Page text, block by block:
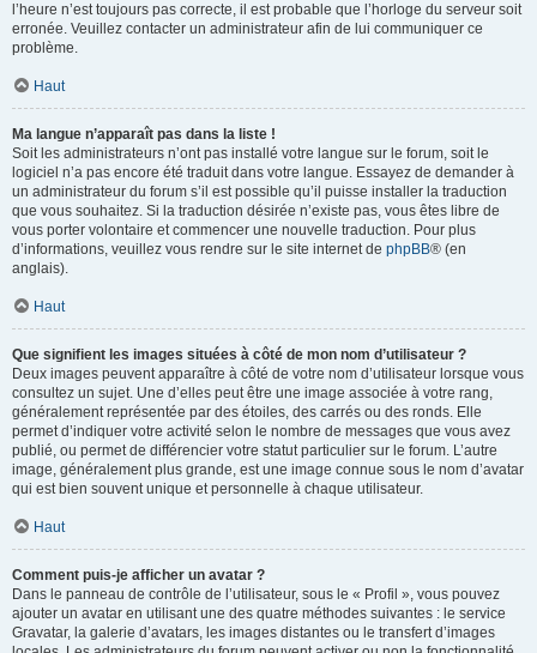
l’heure n’est toujours pas correcte, il est probable que l’horloge du serveur soit
erronée. Veuillez contacter un administrateur afin de lui communiquer ce
problème.
Haut
Ma langue n’apparaît pas dans la liste !
Soit les administrateurs n’ont pas installé votre langue sur le forum, soit le
logiciel n’a pas encore été traduit dans votre langue. Essayez de demander à
un administrateur du forum s’il est possible qu’il puisse installer la traduction
que vous souhaitez. Si la traduction désirée n’existe pas, vous êtes libre de
vous porter volontaire et commencer une nouvelle traduction. Pour plus
d’informations, veuillez vous rendre sur le site internet de phpBB® (en
anglais).
Haut
Que signifient les images situées à côté de mon nom d’utilisateur ?
Deux images peuvent apparaître à côté de votre nom d’utilisateur lorsque vous
consultez un sujet. Une d’elles peut être une image associée à votre rang,
généralement représentée par des étoiles, des carrés ou des ronds. Elle
permet d’indiquer votre activité selon le nombre de messages que vous avez
publié, ou permet de différencier votre statut particulier sur le forum. L’autre
image, généralement plus grande, est une image connue sous le nom d’avatar
qui est bien souvent unique et personnelle à chaque utilisateur.
Haut
Comment puis-je afficher un avatar ?
Dans le panneau de contrôle de l’utilisateur, sous le « Profil », vous pouvez
ajouter un avatar en utilisant une des quatre méthodes suivantes : le service
Gravatar, la galerie d’avatars, les images distantes ou le transfert d’images